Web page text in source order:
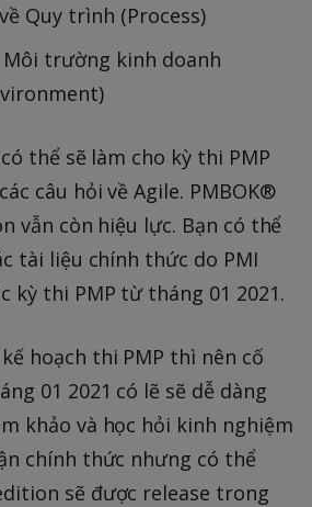
Quy trình (Process)
Môi trường kinh doanh
thể sẽ làm cho kỳ thi PMP
câu hỏi về Agile. PMBOK®
vẫn còn hiệu lực. Bạn có thể
tài liệu chính thức do PMI
kỳ thi PMP từ tháng 01 2021.
hoạch thi PMP thì nên cố
01 2021 có lẽ sẽ dễ dàng
khảo và học hỏi kinh nghiệm
chính thức nhưng có thể
sẽ được release trong